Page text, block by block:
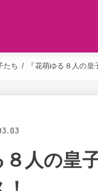
たち 『花萌ゆる８人の
８人の皇